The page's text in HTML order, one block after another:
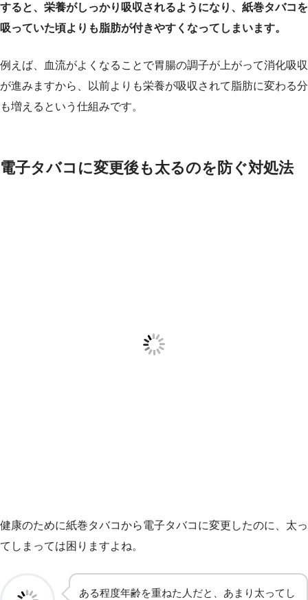
すると、栄養がしっかり吸収されるようになり、紙巻タバコを
吸っていた頃よりも脂肪が付きやすくなってしまいます。
例えば、血流がよくなることで胃腸の調子が上がって消化吸収
が進みますから、以前よりも栄養が吸収されて脂肪に変わる分
も増えるという仕組みです。
電子タバコに変更後も太るのを防ぐ対処法
健康のために紙巻タバコから電子タバコに変更したのに、太っ
てしまっては困りますよね。
ある程度年齢を重ねた人だと、あまり太ってし